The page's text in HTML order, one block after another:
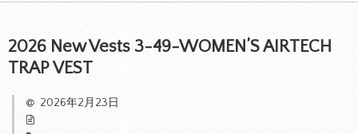
2026 New Vests 3-49-WOMEN’S AIRTECH
TRAP VEST
2026年2月23日